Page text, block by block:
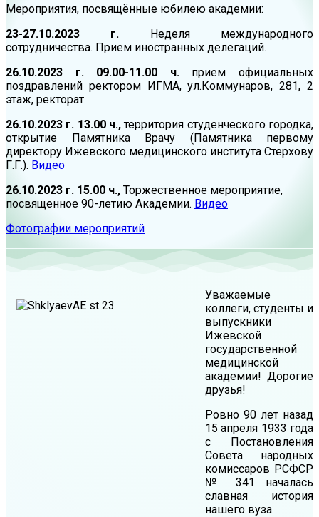
Мероприятия, посвящённые юбилею академии:
23-27.10.2023 г. Неделя международного
сотрудничества. Прием иностранных делегаций.
26.10.2023 г. 09.00-11.00 ч.прием официальных
поздравлений ректором ИГМА, ул.Коммунаров, 281, 2
этаж, ректорат.
26.10.2023 г. 13.00 ч.,территория студенческого городка,
открытие Памятника Врачу (Памятника первому
директору Ижевского медицинского института Стерхову
Г.Г.). Видео
26.10.2023 г. 15.00 ч., Торжественное мероприятие,
посвященное 90-летию Академии. Видео
Фотографии мероприятий
Уважаемые
коллеги, студенты и
выпускники
Ижевской
государственной
медицинской
академии! Дорогие
друзья!
Ровно 90 лет назад
15 апреля 1933 года
с Постановления
Совета народных
комиссаров РСФСР
№ 341 началась
славная история
нашего вуза.